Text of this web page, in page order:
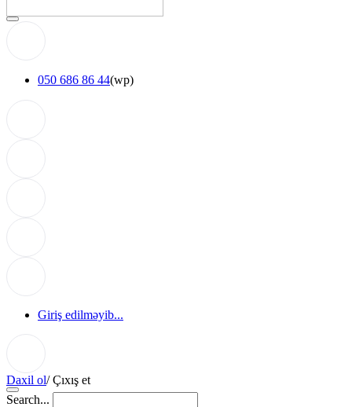
050 686 86 44(wp)
Giriş edilməyib...
Daxil ol/Çıxış et
Search...